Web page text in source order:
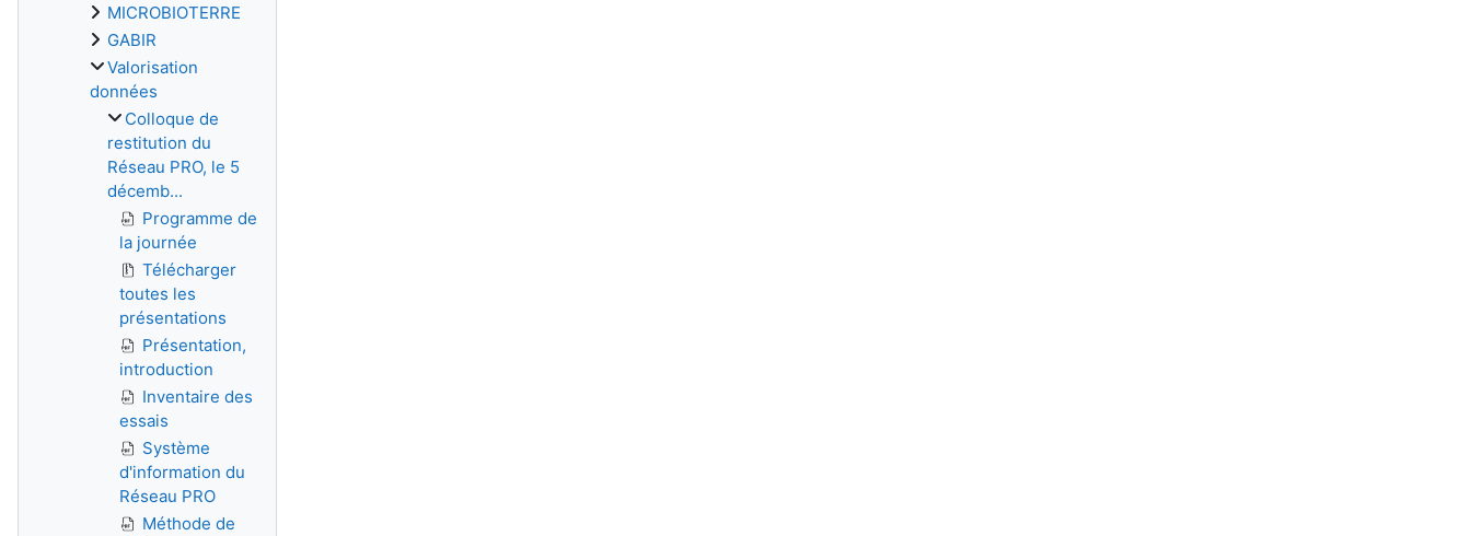
MICROBIOTERRE
GABIR
Valorisation
données
Colloque de
restitution du
Réseau PRO, le 5
décemb...
Programme de
la journée
Télécharger
toutes les
présentations
Présentation,
introduction
Inventaire des
essais
Système
d'information du
Réseau PRO
Méthode de